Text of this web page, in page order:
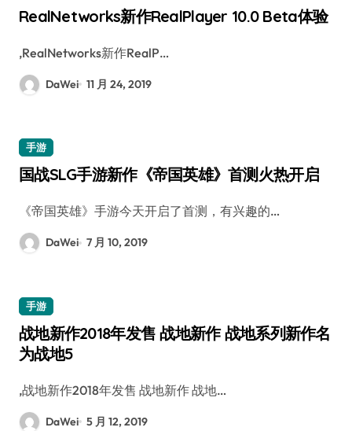
RealNetworks新作RealPlayer 10.0 Beta体验
,RealNetworks新作RealP…
DaWei 11 月 24, 2019
手游
国战SLG手游新作《帝国英雄》首测火热开启
《帝国英雄》手游今天开启了首测，有兴趣的…
DaWei 7 月 10, 2019
手游
战地新作2018年发售 战地新作 战地系列新作名
为战地5
,战地新作2018年发售 战地新作 战地…
DaWei 5 月 12, 2019